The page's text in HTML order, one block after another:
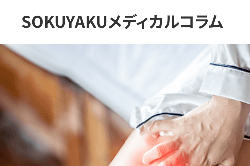
SOKUYAKUメディカルコラム